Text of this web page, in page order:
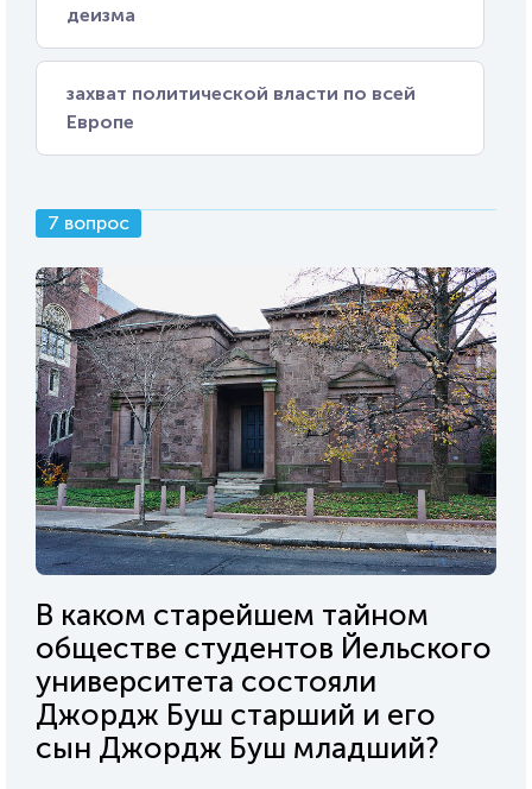
деизма
захват политической власти по всей
Европе
7 вопрос
В каком старейшем тайном
обществе студентов Йельского
университета состояли
Джордж Буш старший и его
сын Джордж Буш младший?